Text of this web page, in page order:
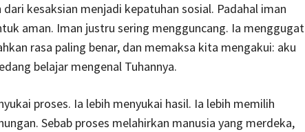
dari kesaksian menjadi kepatuhan sosial. Padahal iman
aman. Iman justru sering mengguncang. Ia menggugat
rasa paling benar, dan memaksa kita mengakui: aku
belajar mengenal Tuhannya.
proses. Ia lebih menyukai hasil. Ia lebih memilih
Sebab proses melahirkan manusia yang merdeka,